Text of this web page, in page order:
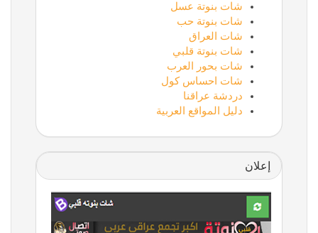
شات بنوتة عسل
شات بنوتة حب
شات العراق
شات بنوتة قلبي
شات بحور العرب
شات احساس كول
دردشة عراقنا
دليل المواقع العربية
إعلان